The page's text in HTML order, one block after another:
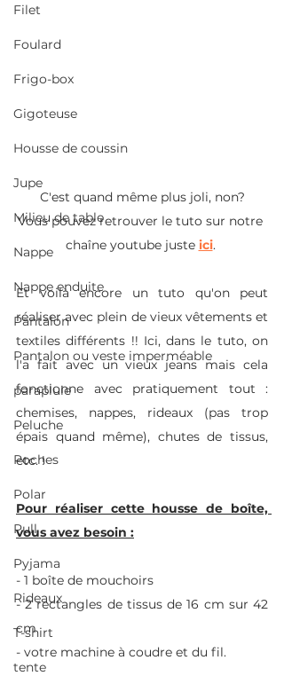
Filet
Foulard
Frigo-box
Gigoteuse
Housse de coussin
Jupe
Milieu de table
Nappe
Nappe enduite
Pantalon
Pantalon ou veste imperméable
parapluie
Peluche
Poches
Polar
Pull
Pyjama
Rideaux
T-shirt
tente
C'est quand même plus joli, non?
Vous pouvez retrouver le tuto sur notre
chaîne youtube juste ici.
Et voilà encore un tuto qu'on peut
réaliser avec plein de vieux vêtements et
textiles différents !! Ici, dans le tuto, on
l'a fait avec un vieux jeans mais cela
fonctionne avec pratiquement tout :
chemises, nappes, rideaux (pas trop
épais quand même), chutes de tissus,
etc. !
Pour réaliser cette housse de boîte,
vous avez besoin :
- 1 boîte de mouchoirs
- 2 rectangles de tissus de 16 cm sur 42
cm
- votre machine à coudre et du fil.